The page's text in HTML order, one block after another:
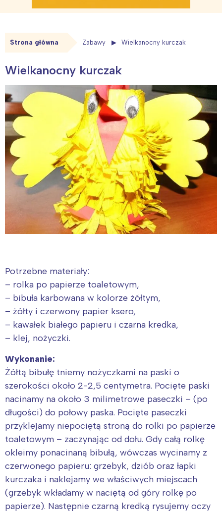
Strona główna Zabawy Wielkanocny kurczak
Wielkanocny kurczak
Potrzebne materiały:
– rolka po papierze toaletowym,
– bibuła karbowana w kolorze żółtym,
– żółty i czerwony papier ksero,
– kawałek białego papieru i czarna kredka,
– klej, nożyczki.
Wykonanie:
Żółtą bibułę tniemy nożyczkami na paski o
szerokości około 2-2,5 centymetra. Pocięte paski
nacinamy na około 3 milimetrowe paseczki – (po
długości) do połowy paska. Pocięte paseczki
przyklejamy niepociętą stroną do rolki po papierze
toaletowym – zaczynając od dołu. Gdy całą rolkę
okleimy ponacinaną bibułą, wówczas wycinamy z
czerwonego papieru: grzebyk, dziób oraz łapki
kurczaka i naklejamy we właściwych miejscach
(grzebyk wkładamy w naciętą od góry rolkę po
papierze). Następnie czarną kredką rysujemy oczy